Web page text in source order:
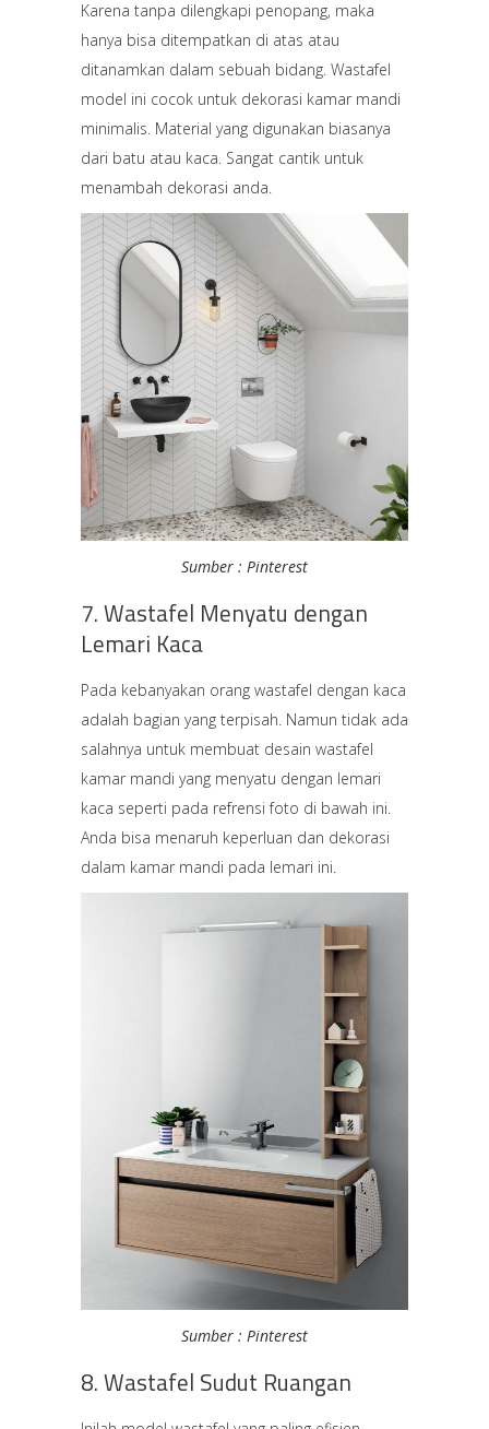
Karena tanpa dilengkapi penopang, maka
hanya bisa ditempatkan di atas atau
ditanamkan dalam sebuah bidang. Wastafel
model ini cocok untuk dekorasi kamar mandi
minimalis. Material yang digunakan biasanya
dari batu atau kaca. Sangat cantik untuk
menambah dekorasi anda.
Sumber : Pinterest
7. Wastafel Menyatu dengan
Lemari Kaca
Pada kebanyakan orang wastafel dengan kaca
adalah bagian yang terpisah. Namun tidak ada
salahnya untuk membuat desain wastafel
kamar mandi yang menyatu dengan lemari
kaca seperti pada refrensi foto di bawah ini.
Anda bisa menaruh keperluan dan dekorasi
dalam kamar mandi pada lemari ini.
Sumber : Pinterest
8. Wastafel Sudut Ruangan